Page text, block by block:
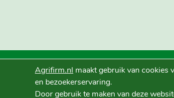
Agrifirm.nl maakt gebruik van cookies
en bezoekerservaring.
Door gebruik te maken van deze